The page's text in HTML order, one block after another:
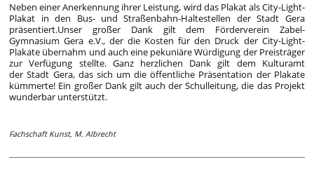
Neben einer Anerkennung ihrer Leistung, wird das Plakat als City-Light-
Plakat in den Bus- und Straßenbahn-Haltestellen der Stadt Gera
präsentiert.Unser großer Dank gilt dem Förderverein Zabel-
Gymnasium Gera e.V., der die Kosten für den Druck der City-Light-
Plakate übernahm und auch eine pekuniäre Würdigung der Preisträger
zur Verfügung stellte. Ganz herzlichen Dank gilt dem Kulturamt
der Stadt Gera, das sich um die öffentliche Präsentation der Plakate
kümmerte! Ein großer Dank gilt auch der Schulleitung, die das Projekt
wunderbar unterstützt.
Fachschaft Kunst, M. Albrecht